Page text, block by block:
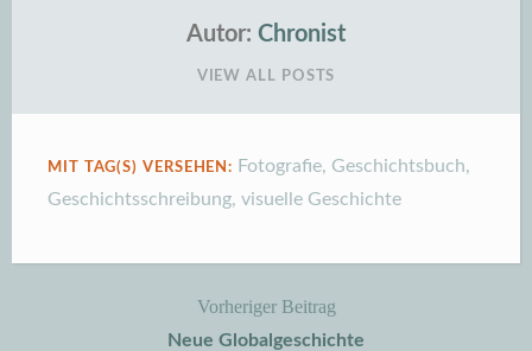
Autor: Chronist
VIEW ALL POSTS
MIT TAG(S) VERSEHEN: Fotografie, Geschichtsbuch,
Geschichtsschreibung, visuelle Geschichte
BeitragsnavigationVorheriger Beitrag
Neue Globalgeschichte